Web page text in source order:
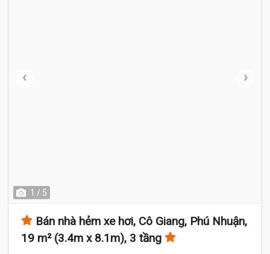
1 / 5
Bán nhà hẻm xe hơi, Cô Giang, Phú Nhuận,
19 m² (3.4m x 8.1m), 3 tầng